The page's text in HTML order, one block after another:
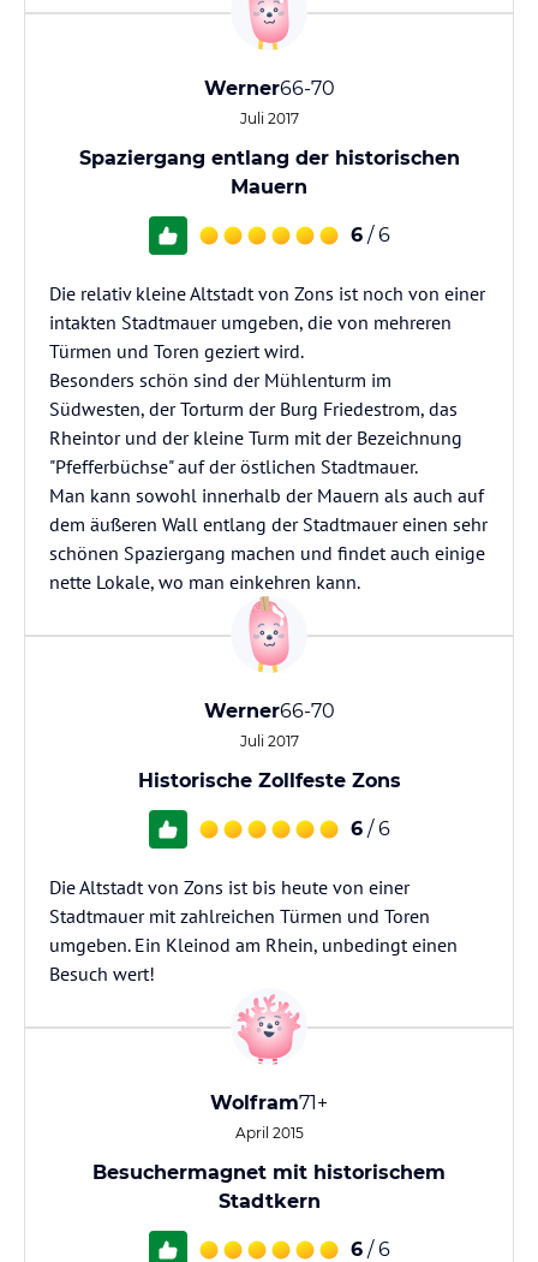
Werner66-70
Juli 2017
Spaziergang entlang der historischen
Mauern
6 / 6
Die relativ kleine Altstadt von Zons ist noch von einer
intakten Stadtmauer umgeben, die von mehreren
Türmen und Toren geziert wird.
Besonders schön sind der Mühlenturm im
Südwesten, der Torturm der Burg Friedestrom, das
Rheintor und der kleine Turm mit der Bezeichnung
"Pfefferbüchse" auf der östlichen Stadtmauer.
Man kann sowohl innerhalb der Mauern als auch auf
dem äußeren Wall entlang der Stadtmauer einen sehr
schönen Spaziergang machen und findet auch einige
nette Lokale, wo man einkehren kann.
Werner66-70
Juli 2017
Historische Zollfeste Zons
6 / 6
Die Altstadt von Zons ist bis heute von einer
Stadtmauer mit zahlreichen Türmen und Toren
umgeben. Ein Kleinod am Rhein, unbedingt einen
Besuch wert!
Wolfram71+
April 2015
Besuchermagnet mit historischem
Stadtkern
6 / 6